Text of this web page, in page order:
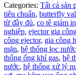
Categories: Tất cả sản
tiêu chuẩn, butterfly
từ đầy đủ, co tê giảm
nghiệp, ejector gia
công ejector, gia công
mặn, hệ thống lọc
thống ống khí gas, hệ
nước, hệ thống xử lý